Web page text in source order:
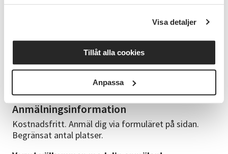
Visa detaljer
Tillåt alla cookies
Anpassa
med lång erfarenhet utav utbildningar i digital teknik
för seniorer. Gabriel finns med digitalt. Lokal ledare
0942-103 30
Anmälningsinformation
Kostnadsfritt. Anmäl dig via formuläret på sidan.
Begränsat antal platser.